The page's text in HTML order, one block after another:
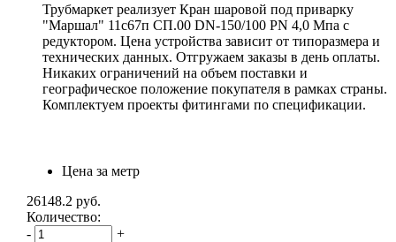
Трубмаркет реализует Кран шаровой под приварку
"Маршал" 11с67п СП.00 DN-150/100 PN 4,0 Мпа с
редуктором. Цена устройства зависит от типоразмера и
технических данных. Отгружаем заказы в день оплаты.
Никаких ограничений на объем поставки и
географическое положение покупателя в рамках страны.
Комплектуем проекты фитингами по спецификации.
Цена за метр
26148.2 руб.
Количество:
-
+